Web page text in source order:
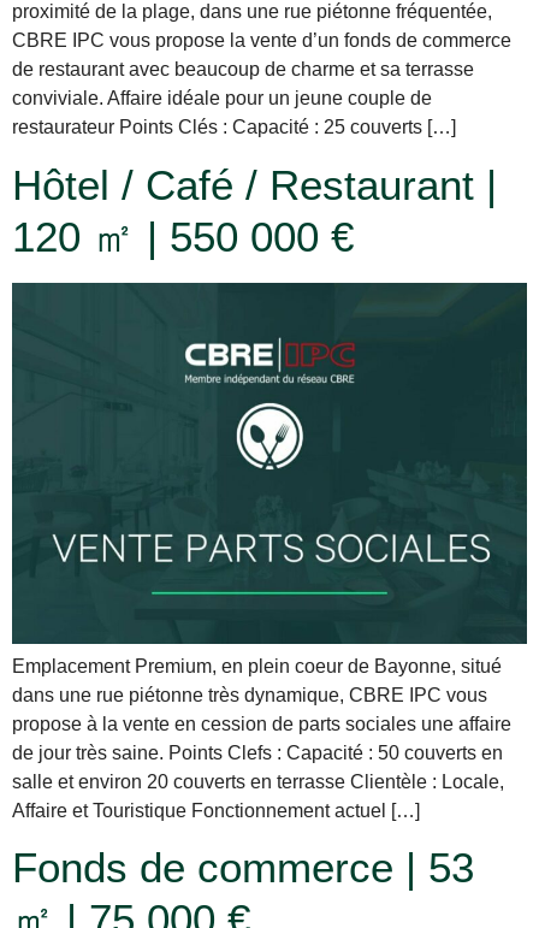
proximité de la plage, dans une rue piétonne fréquentée,
CBRE IPC vous propose la vente d’un fonds de commerce
de restaurant avec beaucoup de charme et sa terrasse
conviviale. Affaire idéale pour un jeune couple de
restaurateur Points Clés : Capacité : 25 couverts […]
Hôtel / Café / Restaurant |
120 ㎡ | 550 000 €
Emplacement Premium, en plein coeur de Bayonne, situé
dans une rue piétonne très dynamique, CBRE IPC vous
propose à la vente en cession de parts sociales une affaire
de jour très saine. Points Clefs : Capacité : 50 couverts en
salle et environ 20 couverts en terrasse Clientèle : Locale,
Affaire et Touristique Fonctionnement actuel […]
Fonds de commerce | 53